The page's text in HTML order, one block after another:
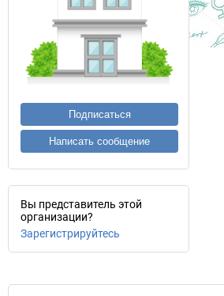
Подписаться
Написать сообщение
Вы представитель этой
организации?
Зарегистрируйтесь